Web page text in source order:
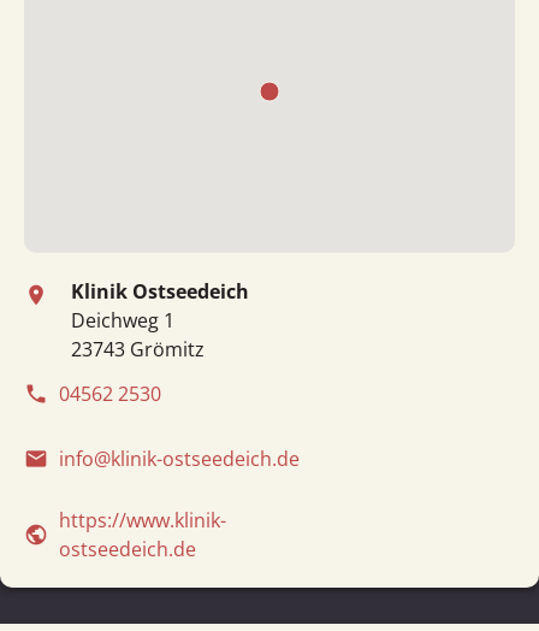
place
Klinik Ostseedeich
Deichweg 1
23743 Grömitz
phone 04562 2530
email info@klinik-ostseedeich.de
public
https://www.klinik-
ostseedeich.de